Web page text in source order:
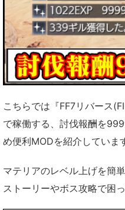
こちらでは『FF7リバース
で稼働する、討伐報酬を
め便利MODを紹介していま
マテリアのレベル上げを簡
ストーリーやボス攻略で困